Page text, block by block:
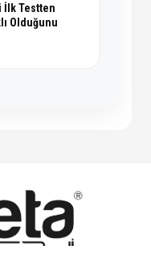
İlk Testten
Olduğunu